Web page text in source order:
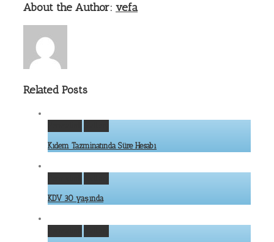
About the Author: vefa
Related Posts
Kıdem Tazminatında Süre Hesabı
KDV 30 yaşında